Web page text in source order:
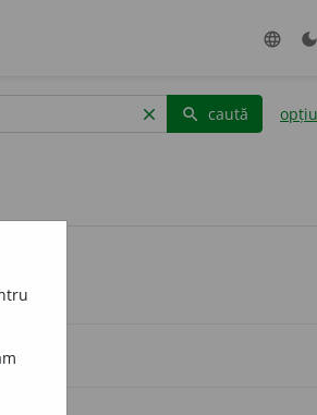
language dark_mode
clear search caută